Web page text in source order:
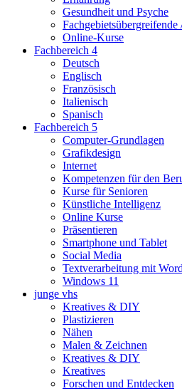
Gesundheit und Psyche
Fachgebietsübergreifende
Online-Kurse
Fachbereich 4
Deutsch
Englisch
Französisch
Italienisch
Spanisch
Fachbereich 5
Computer-Grundlagen
Grafikdesign
Internet
Kompetenzen für den
Kurse für Senioren
Künstliche Intelligenz
Online Kurse
Präsentieren
Smartphone und Tablet
Social Media
Textverarbeitung mit Word
Windows 11
junge vhs
Kreatives & DIY
Plastizieren
Nähen
Malen & Zeichnen
Kreatives & DIY
Kreatives
Forschen und Entdecken